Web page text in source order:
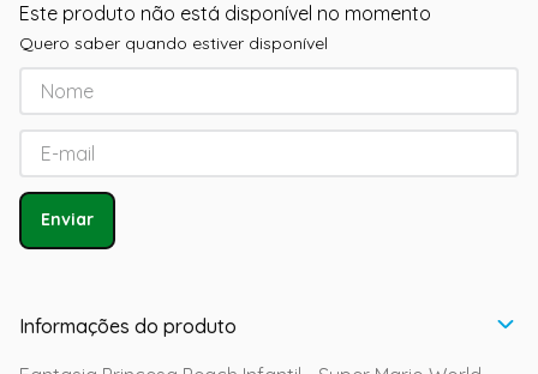
Este produto não está disponível no momento
Quero saber quando estiver disponível
Enviar
Informações do produto